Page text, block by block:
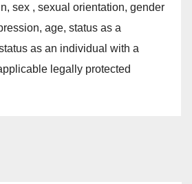
sex , sexual orientation, gender
age, status as a
as an individual with a
legally protected